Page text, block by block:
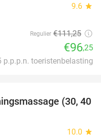
9.6 star
Regulier €111,25
€96,25
p.p.p.n. toeristenbelasting
60%
(30, 40
10.0 star